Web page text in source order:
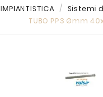
IMPIANTISTICA Sistemi
TUBO PP3 Ømm